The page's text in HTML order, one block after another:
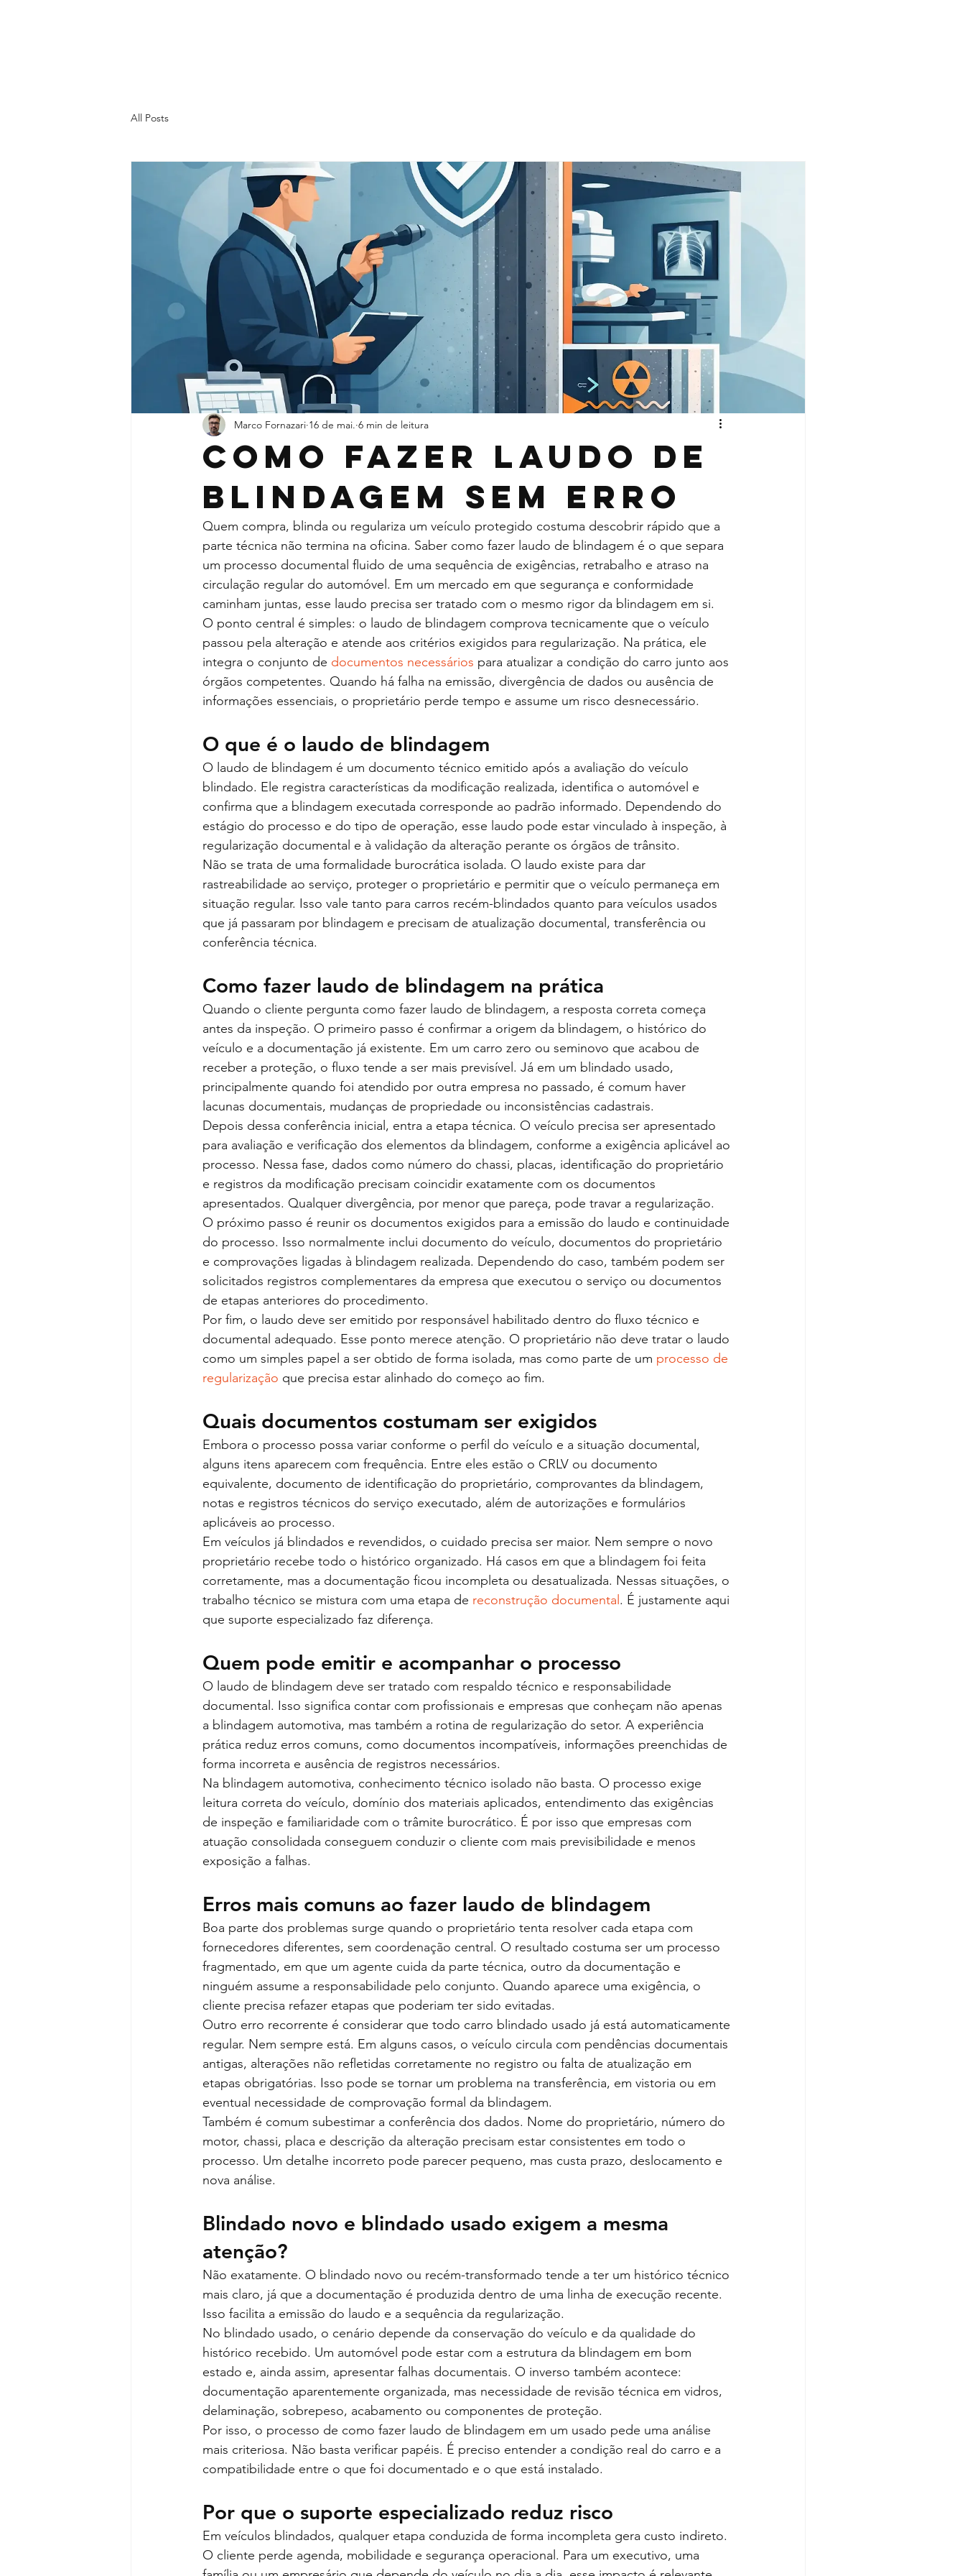
All Posts
Como fazer laudo de
blindagem sem erro
Marco Fornazari 16 de mai. 6 min de leitura
Quem compra, blinda ou regulariza um veículo protegido costuma descobrir rápido que a
parte técnica não termina na oficina. Saber como fazer laudo de blindagem é o que separa
um processo documental fluido de uma sequência de exigências, retrabalho e atraso na
circulação regular do automóvel. Em um mercado em que segurança e conformidade
caminham juntas, esse laudo precisa ser tratado com o mesmo rigor da blindagem em si.
O ponto central é simples: o laudo de blindagem comprova tecnicamente que o veículo
passou pela alteração e atende aos critérios exigidos para regularização. Na prática, ele
integra o conjunto de documentos necessários para atualizar a condição do carro junto aos
órgãos competentes. Quando há falha na emissão, divergência de dados ou ausência de
informações essenciais, o proprietário perde tempo e assume um risco desnecessário.
O que é o laudo de blindagem
O laudo de blindagem é um documento técnico emitido após a avaliação do veículo
blindado. Ele registra características da modificação realizada, identifica o automóvel e
confirma que a blindagem executada corresponde ao padrão informado. Dependendo do
estágio do processo e do tipo de operação, esse laudo pode estar vinculado à inspeção, à
regularização documental e à validação da alteração perante os órgãos de trânsito.
Não se trata de uma formalidade burocrática isolada. O laudo existe para dar
rastreabilidade ao serviço, proteger o proprietário e permitir que o veículo permaneça em
situação regular. Isso vale tanto para carros recém-blindados quanto para veículos usados
que já passaram por blindagem e precisam de atualização documental, transferência ou
conferência técnica.
Como fazer laudo de blindagem na prática
Quando o cliente pergunta como fazer laudo de blindagem, a resposta correta começa
antes da inspeção. O primeiro passo é confirmar a origem da blindagem, o histórico do
veículo e a documentação já existente. Em um carro zero ou seminovo que acabou de
receber a proteção, o fluxo tende a ser mais previsível. Já em um blindado usado,
principalmente quando foi atendido por outra empresa no passado, é comum haver
lacunas documentais, mudanças de propriedade ou inconsistências cadastrais.
Depois dessa conferência inicial, entra a etapa técnica. O veículo precisa ser apresentado
para avaliação e verificação dos elementos da blindagem, conforme a exigência aplicável ao
processo. Nessa fase, dados como número do chassi, placas, identificação do proprietário
e registros da modificação precisam coincidir exatamente com os documentos
apresentados. Qualquer divergência, por menor que pareça, pode travar a regularização.
O próximo passo é reunir os documentos exigidos para a emissão do laudo e continuidade
do processo. Isso normalmente inclui documento do veículo, documentos do proprietário
e comprovações ligadas à blindagem realizada. Dependendo do caso, também podem ser
solicitados registros complementares da empresa que executou o serviço ou documentos
de etapas anteriores do procedimento.
Por fim, o laudo deve ser emitido por responsável habilitado dentro do fluxo técnico e
documental adequado. Esse ponto merece atenção. O proprietário não deve tratar o laudo
como um simples papel a ser obtido de forma isolada, mas como parte de um processo de
regularização que precisa estar alinhado do começo ao fim.
Quais documentos costumam ser exigidos
Embora o processo possa variar conforme o perfil do veículo e a situação documental,
alguns itens aparecem com frequência. Entre eles estão o CRLV ou documento
equivalente, documento de identificação do proprietário, comprovantes da blindagem,
notas e registros técnicos do serviço executado, além de autorizações e formulários
aplicáveis ao processo.
Em veículos já blindados e revendidos, o cuidado precisa ser maior. Nem sempre o novo
proprietário recebe todo o histórico organizado. Há casos em que a blindagem foi feita
corretamente, mas a documentação ficou incompleta ou desatualizada. Nessas situações, o
trabalho técnico se mistura com uma etapa de reconstrução documental . É justamente aqui
que suporte especializado faz diferença.
Quem pode emitir e acompanhar o processo
O laudo de blindagem deve ser tratado com respaldo técnico e responsabilidade
documental. Isso significa contar com profissionais e empresas que conheçam não apenas
a blindagem automotiva, mas também a rotina de regularização do setor. A experiência
prática reduz erros comuns, como documentos incompatíveis, informações preenchidas de
forma incorreta e ausência de registros necessários.
Na blindagem automotiva, conhecimento técnico isolado não basta. O processo exige
leitura correta do veículo, domínio dos materiais aplicados, entendimento das exigências
de inspeção e familiaridade com o trâmite burocrático. É por isso que empresas com
atuação consolidada conseguem conduzir o cliente com mais previsibilidade e menos
exposição a falhas.
Erros mais comuns ao fazer laudo de blindagem
Boa parte dos problemas surge quando o proprietário tenta resolver cada etapa com
fornecedores diferentes, sem coordenação central. O resultado costuma ser um processo
fragmentado, em que um agente cuida da parte técnica, outro da documentação e
ninguém assume a responsabilidade pelo conjunto. Quando aparece uma exigência, o
cliente precisa refazer etapas que poderiam ter sido evitadas.
Outro erro recorrente é considerar que todo carro blindado usado já está automaticamente
regular. Nem sempre está. Em alguns casos, o veículo circula com pendências documentais
antigas, alterações não refletidas corretamente no registro ou falta de atualização em
etapas obrigatórias. Isso pode se tornar um problema na transferência, em vistoria ou em
eventual necessidade de comprovação formal da blindagem.
Também é comum subestimar a conferência dos dados. Nome do proprietário, número do
motor, chassi, placa e descrição da alteração precisam estar consistentes em todo o
processo. Um detalhe incorreto pode parecer pequeno, mas custa prazo, deslocamento e
nova análise.
Blindado novo e blindado usado exigem a mesma
atenção?
Não exatamente. O blindado novo ou recém-transformado tende a ter um histórico técnico
mais claro, já que a documentação é produzida dentro de uma linha de execução recente.
Isso facilita a emissão do laudo e a sequência da regularização.
No blindado usado, o cenário depende da conservação do veículo e da qualidade do
histórico recebido. Um automóvel pode estar com a estrutura da blindagem em bom
estado e, ainda assim, apresentar falhas documentais. O inverso também acontece:
documentação aparentemente organizada, mas necessidade de revisão técnica em vidros,
delaminação, sobrepeso, acabamento ou componentes de proteção.
Por isso, o processo de como fazer laudo de blindagem em um usado pede uma análise
mais criteriosa. Não basta verificar papéis. É preciso entender a condição real do carro e a
compatibilidade entre o que foi documentado e o que está instalado.
Por que o suporte especializado reduz risco
Em veículos blindados, qualquer etapa conduzida de forma incompleta gera custo indireto.
O cliente perde agenda, mobilidade e segurança operacional. Para um executivo, uma